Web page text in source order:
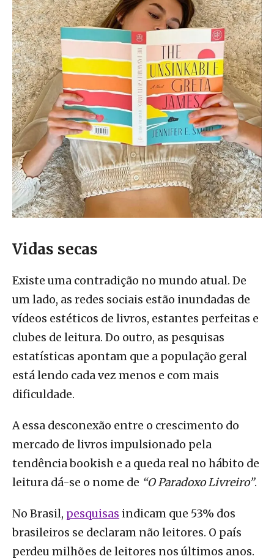
Vidas secas
Existe uma contradição no mundo atual. De
um lado, as redes sociais estão inundadas de
vídeos estéticos de livros, estantes perfeitas e
clubes de leitura. Do outro, as pesquisas
estatísticas apontam que a população geral
está lendo cada vez menos e com mais
dificuldade.
A essa desconexão entre o crescimento do
mercado de livros impulsionado pela
tendência bookish e a queda real no hábito de
leitura dá-se o nome de “O Paradoxo Livreiro”.
No Brasil, pesquisas indicam que 53% dos
brasileiros se declaram não leitores. O país
perdeu milhões de leitores nos últimos anos.